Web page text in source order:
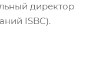
директор
ISBC).